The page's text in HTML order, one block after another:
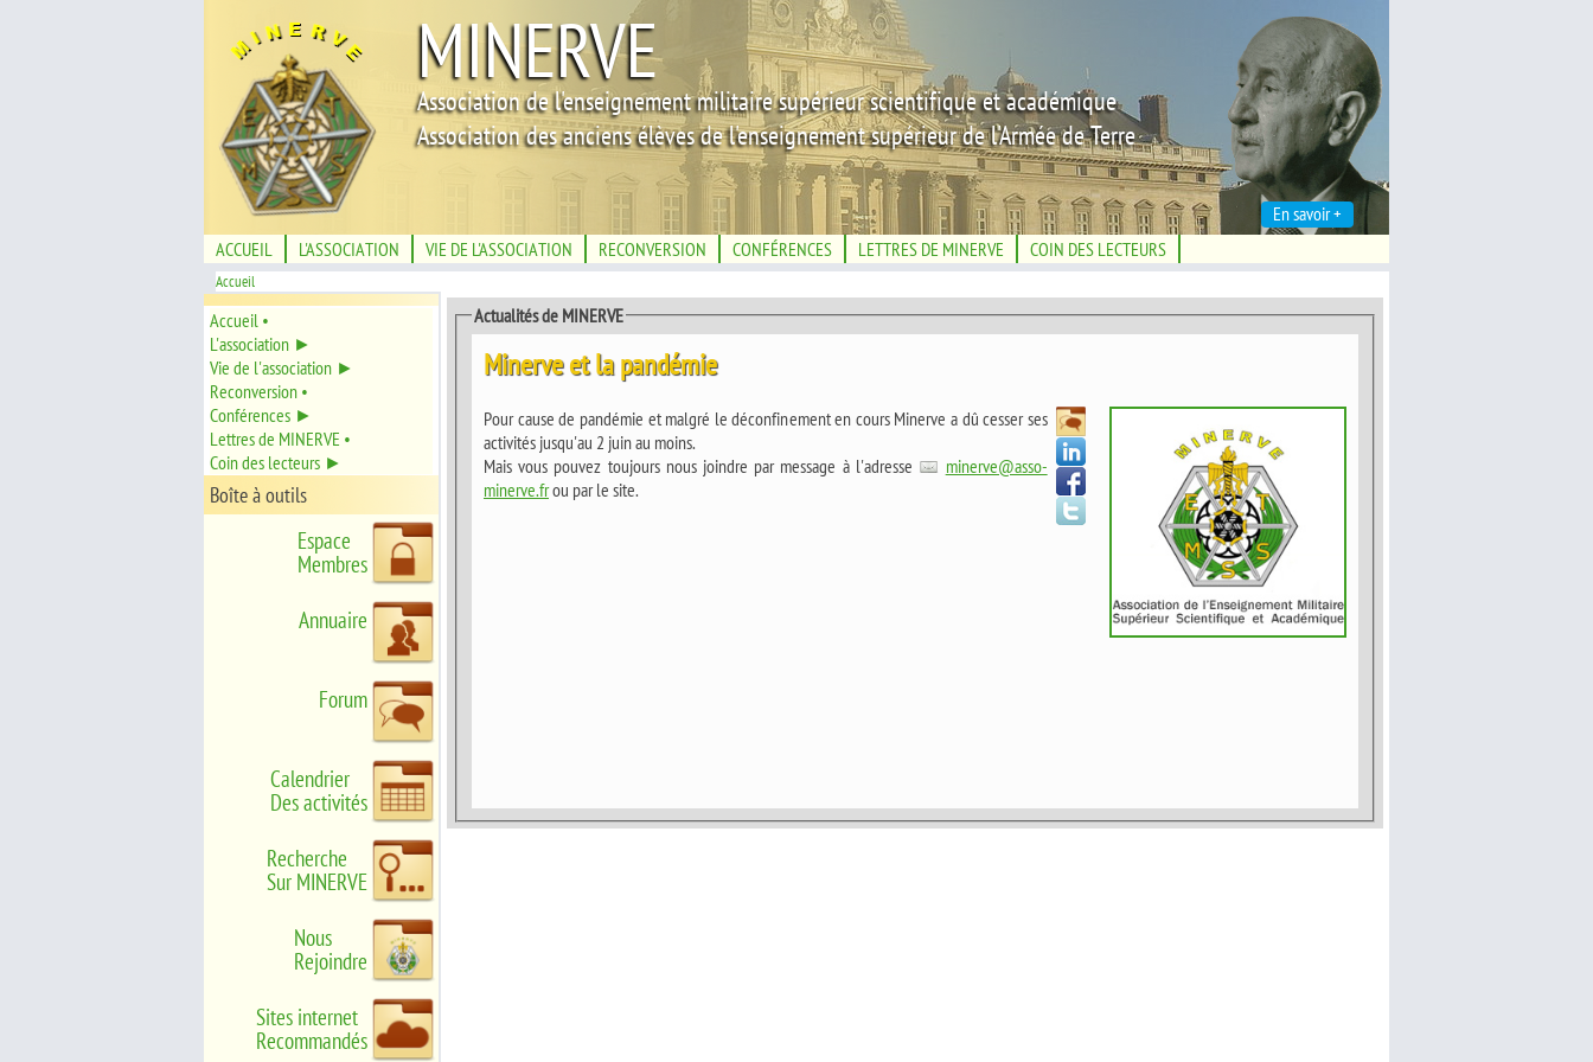
En savoir +
Association de l'enseignement militaire supérieur scientifique et académique
Association des anciens élèves de l'enseignement supérieur de l'Armée de Terre
MINERVE
ACCUEIL L'ASSOCIATION VIE DE L'ASSOCIATION RECONVERSION CONFÉRENCES LETTRES DE MINERVE COIN DES LECTEURS
Accueil
Accueil •
L'association ►
Vie de l'association ►
Reconversion •
Conférences ►
Lettres de MINERVE •
Coin des lecteurs ►
Boîte à outils
Espace
Membres
Annuaire
Forum
Calendrier
Des activités
Recherche
Sur MINERVE
Nous
Rejoindre
Sites internet
Recommandés
Actualités de MINERVE
Minerve et la pandémie
Pour cause de pandémie et malgré le déconfinement en cours Minerve a dû cesser ses
activités jusqu'au 2 juin au moins.
Mais vous pouvez toujours nous joindre par message à l'adresse
minerve@asso-
minerve.frou par le site.